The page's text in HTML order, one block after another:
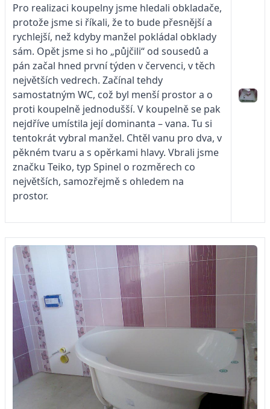
Pro realizaci koupelny jsme hledali obkladače,
protože jsme si říkali, že to bude přesnější a
rychlejší, než kdyby manžel pokládal obklady
sám. Opět jsme si ho „půjčili“ od sousedů a
pán začal hned první týden v červenci, v těch
největších vedrech. Začínal tehdy
samostatným WC, což byl menší prostor a o
proti koupelně jednodušší. V koupelně se pak
nejdříve umístila její dominanta – vana. Tu si
tentokrát vybral manžel. Chtěl vanu pro dva, v
pěkném tvaru a s opěrkami hlavy. Vbrali jsme
značku Teiko, typ Spinel o rozměrech co
největších, samozřejmě s ohledem na
prostor.